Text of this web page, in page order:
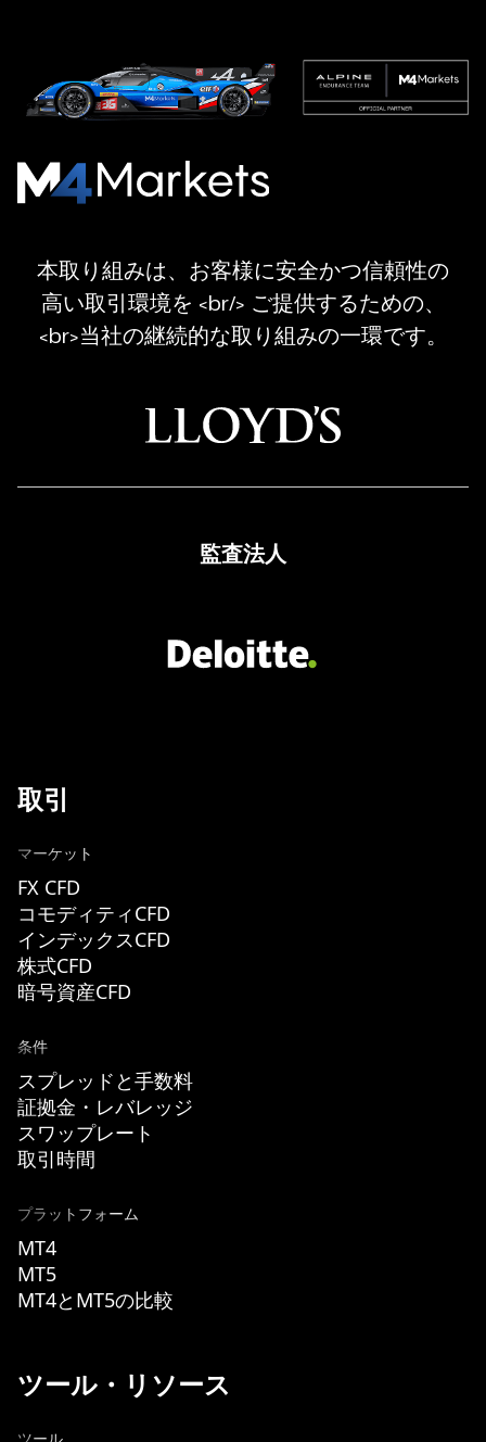
M4Markets
CFD
Trading
Regulated
本取り組みは、お客様に安全かつ信頼性の
高い取引環境を <br/> ご提供するための、
<br>当社の継続的な取り組みの一環です。
監査法人
取引
マーケット
FX CFD
コモディティCFD
インデックスCFD
株式CFD
暗号資産CFD
条件
スプレッドと手数料
証拠金・レバレッジ
スワップレート
取引時間
プラットフォーム
MT4
MT5
MT4とMT5の比較
ツール・リソース